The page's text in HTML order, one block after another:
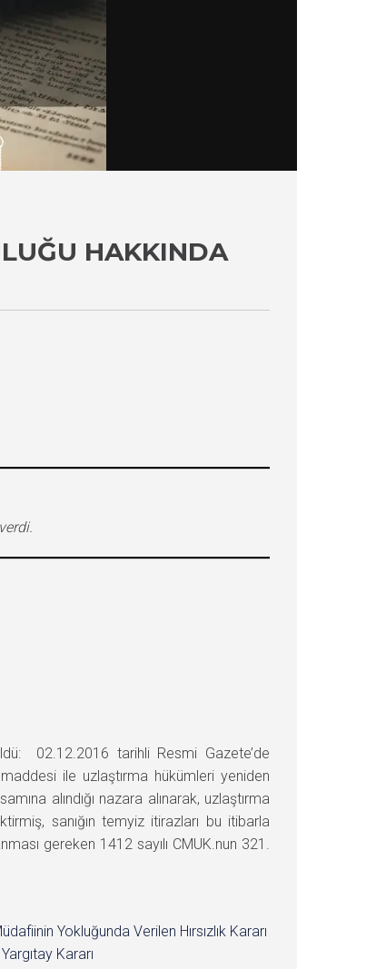
HAKKINDA
02.12.2016 tarihli Resmi Gazete’de
ile uzlaştırma hükümleri yeniden
alındığı nazara alınarak, uzlaştırma
sanığın temyiz itirazları bu itibarla
gereken 1412 sayılı CMUK.nun 321.
Yokluğunda Verilen Hırsızlık Kararı
Kararı